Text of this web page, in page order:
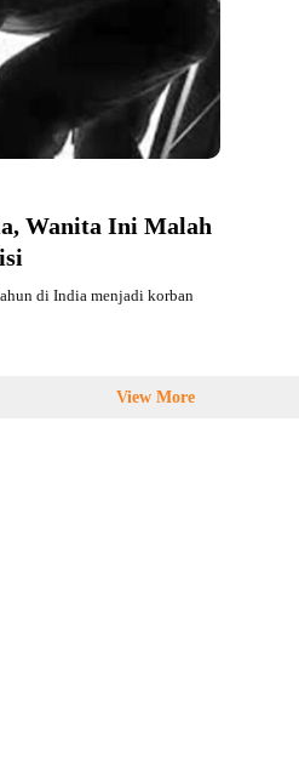
Wanita Ini Malah
di India menjadi korban
View More